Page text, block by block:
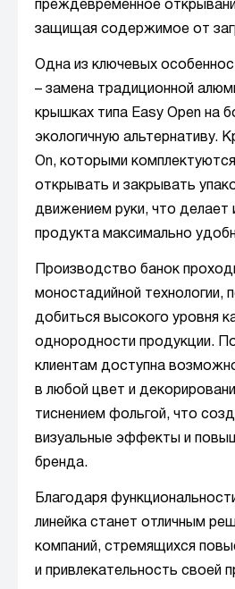
преждевременное
защищая содержимое от
Одна из ключевых
– замена традиционной
крышках типа Easy Open на
экологичную альтернативу.
On, которыми
открывать и закрывать
движением руки, что делает
продукта максимально
Производство банок
моностадийной технологии,
добиться высокого уровня
однородности продукции.
клиентам доступна
в любой цвет и
тиснением фольгой, что
визуальные эффекты и
бренда.
Благодаря
линейка станет отличным
компаний, стремящихся
и привлекательность своей